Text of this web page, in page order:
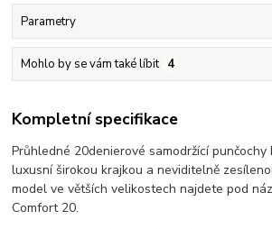
Parametry
Mohlo by se vám také líbit 4
Kompletní specifikace
Průhledné 20denierové samodržící punčochy
luxusní širokou krajkou a neviditelně
model ve větších velikostech najdete pod
Comfort 20.